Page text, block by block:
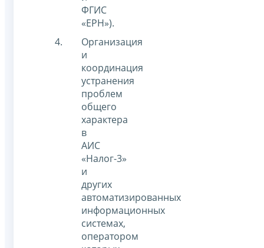
ФГИС
«ЕРН»).
Организация
и
координация
устранения
проблем
общего
характера
в
АИС
«Налог-3»
и
других
автоматизированных
информационных
системах,
оператором